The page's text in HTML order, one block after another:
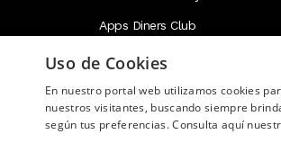
Apps Diners Club
Image
Uso de Cookies
En nuestro portal web utilizamos cookies
nuestros visitantes, buscando siempre
según tus preferencias. Consulta aquí